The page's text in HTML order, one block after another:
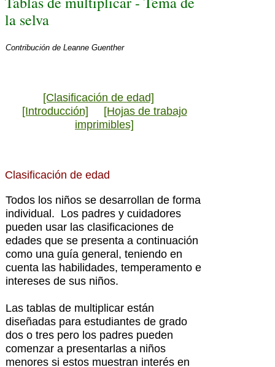
la selva
Contribución de Leanne Guenther
[Clasificación de edad]
[Introducción]
[Hojas de trabajo
imprimibles]
Clasificación de edad
Todos los niños se desarrollan de forma
individual. Los padres y cuidadores
pueden usar las clasificaciones de
edades que se presenta a continuación
como una guía general, teniendo en
cuenta las habilidades, temperamento e
intereses de sus niños.
Las tablas de multiplicar están
diseñadas para estudiantes de grado
dos o tres pero los padres pueden
comenzar a presentarlas a niños
menores si estos muestran interés en